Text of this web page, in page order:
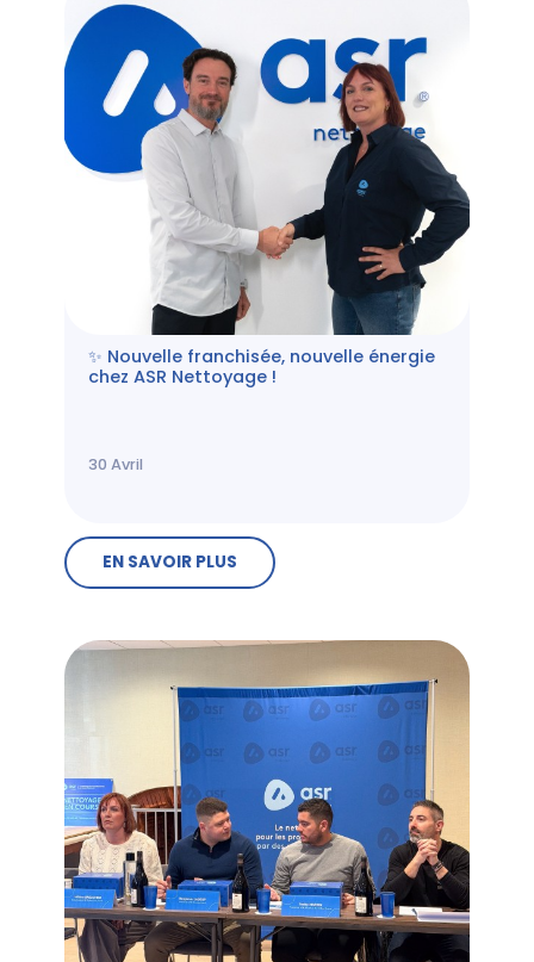
✨ Nouvelle franchisée, nouvelle énergie
chez ASR Nettoyage !
30 Avril
EN SAVOIR PLUS